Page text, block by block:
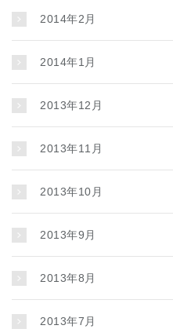
2014年2月
2014年1月
2013年12月
2013年11月
2013年10月
2013年9月
2013年8月
2013年7月